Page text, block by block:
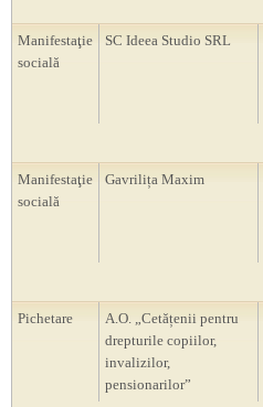
Manifestaţie
socială
SC Ideea Studio SRL
Manifestaţie
socială
Gavrilița Maxim
Pichetare
A.O. „Cetățenii pentru
drepturile copiilor,
invalizilor,
pensionarilor”